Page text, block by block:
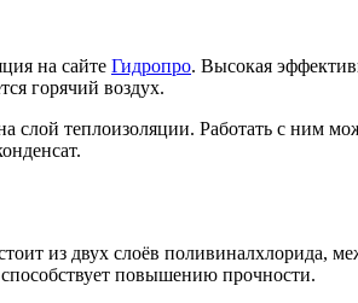
на сайте Гидропро. Высокая
горячий воздух.
теплоизоляции. Работать с ним
из двух слоёв поливиналхлорида,
повышению прочности.